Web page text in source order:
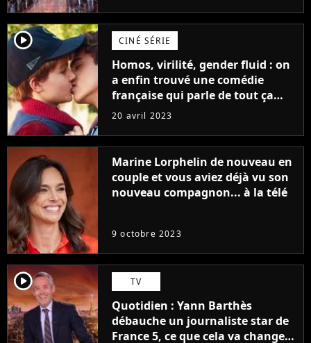
player2 CINÉ SÉRIE
Homos, virilité, gender fluid : on
a enfin trouvé une comédie
française qui parle de tout ça
sans être super ringarde
20 avril 2023
Marine Lorphelin de nouveau en
couple et vous aviez déjà vu son
nouveau compagnon... à la télé
9 octobre 2023
player2 TV
Quotidien : Yann Barthès
débauche un journaliste star de
France 5, ce que cela va changer